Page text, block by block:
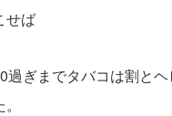
せば
過ぎまでタバコは割と